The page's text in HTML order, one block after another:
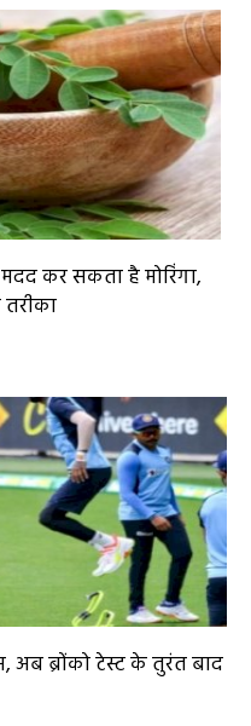
कर सकता है मोरिंगा,
अब ब्रोंको टेस्ट के तुरंत बाद